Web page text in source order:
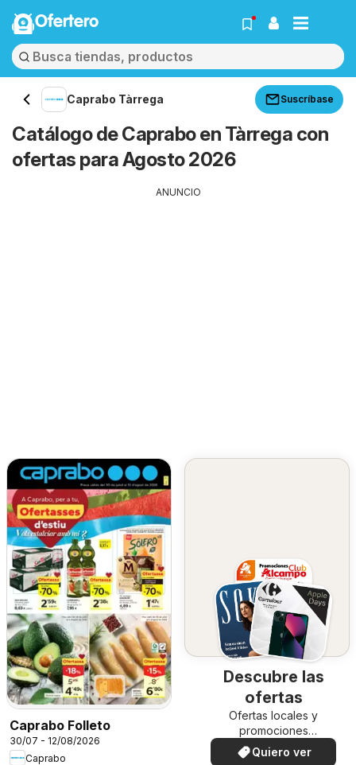
Ofertero
Caprabo Tàrrega Suscríbase
Catálogo de Caprabo en Tàrrega con
ofertas para Agosto 2026
ANUNCIO
Caprabo Folleto
30/07 - 12/08/2026
Caprabo
Descubre las
ofertas
Ofertas locales y
promociones
especiales.
Quiero ver